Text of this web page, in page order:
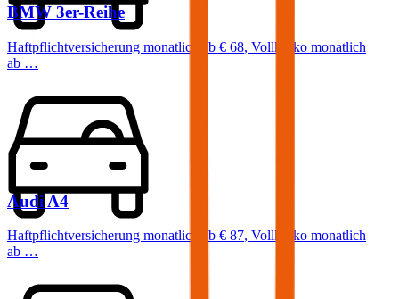
BMW 3er-Reihe
Haftpflichtversicherung monatlich ab € 68, Vollkasko monatlich
ab …
Audi A4
Haftpflichtversicherung monatlich ab € 87, Vollkasko monatlich
ab …